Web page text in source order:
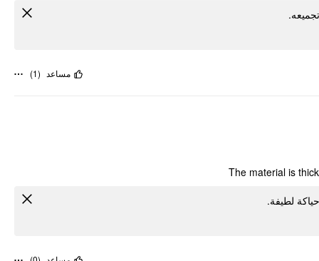
مساعد (
1
)
The material is
لطيفة.